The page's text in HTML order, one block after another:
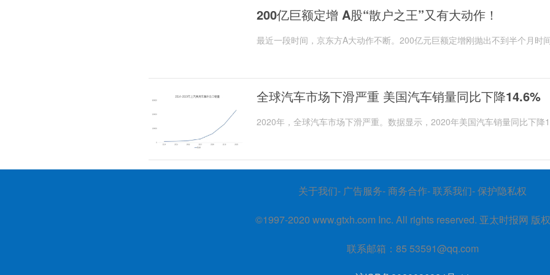
200亿巨额定增 A股“散户之王”又有大动作！
最近一段时间，京东方A大动作不断。200亿元巨额定增刚抛出不到半个月时
全球汽车市场下滑严重 美国汽车销量同比下降14.6%
2020年，全球汽车市场下滑严重。数据显示，2020年美国汽车销量同比下降
关于我们- 广告服务- 商务合作- 联系我们- 保护隐私权
©1997-2020 www.gtxh.com Inc. All rights reserved. 亚太时报网 版
联系邮箱：85 53591@qq.com